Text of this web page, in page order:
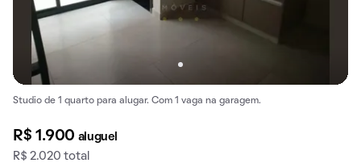
Studio de 1 quarto para alugar. Com 1 vaga na garagem.
R$ 1.900 aluguel
R$ 2.020 total